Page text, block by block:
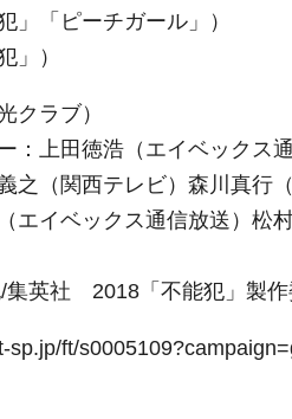
」「ピーチガール」）
」）
クラブ）
：上田徳浩（エイベックス
之（関西テレビ）森川真行
エイベックス通信放送）松
/集英社 2018「不能犯」製
sp.jp/ft/